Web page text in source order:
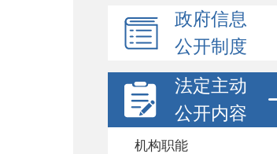
政府信息
公开制度
法定主动
公开内容
机构职能